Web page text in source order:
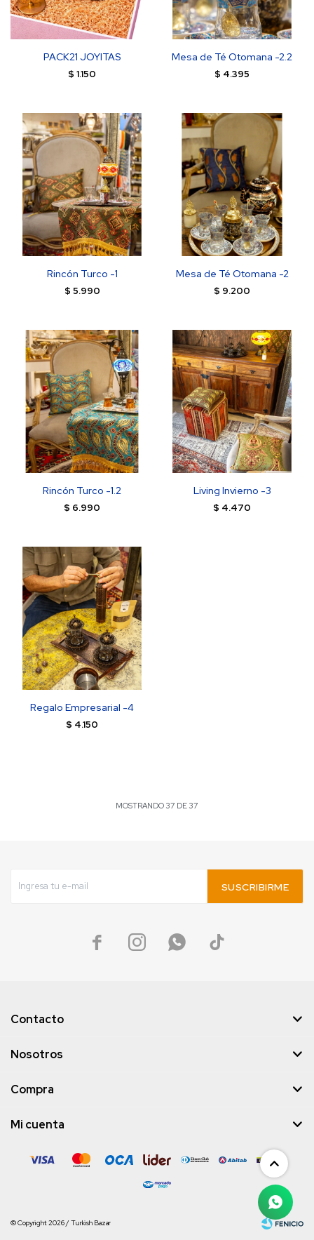
PACK21 JOYITAS
$ 1.150
Mesa de Té Otomana -2.2
$ 4.395
Rincón Turco -1
$ 5.990
Mesa de Té Otomana -2
$ 9.200
Rincón Turco -1.2
$ 6.990
Living Invierno -3
$ 4.470
Regalo Empresarial -4
$ 4.150
MOSTRANDO 37 DE 37
SUSCRIBIRME
   
Contacto
Nosotros
Compra
Mi cuenta
© Copyright 2026 / Turkish Bazar